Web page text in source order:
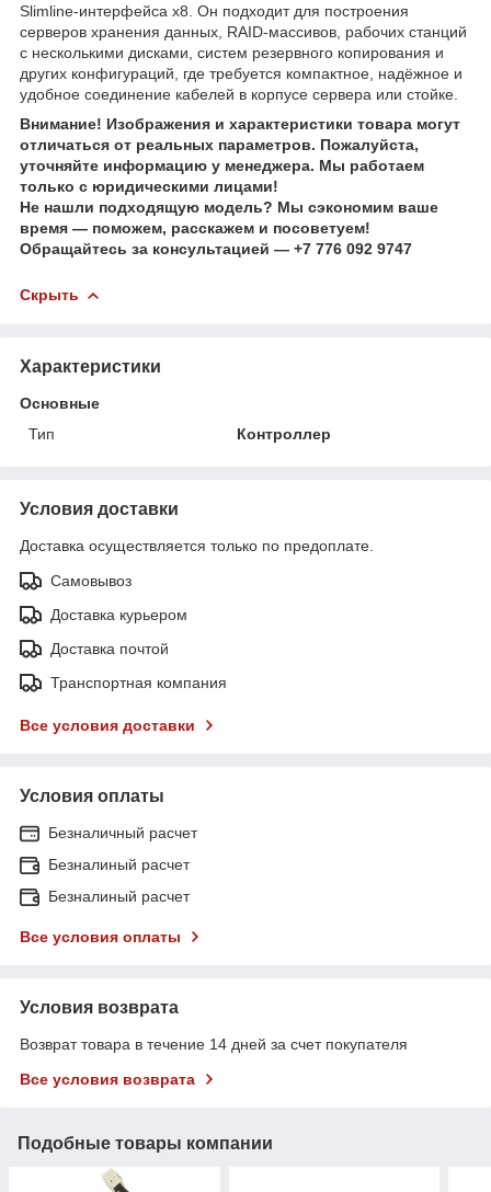
Slimline‑интерфейса x8. Он подходит для построения
серверов хранения данных, RAID‑массивов, рабочих станций
с несколькими дисками, систем резервного копирования и
других конфигураций, где требуется компактное, надёжное и
удобное соединение кабелей в корпусе сервера или стойке.
Внимание! Изображения и характеристики товара могут
отличаться от реальных параметров. Пожалуйста,
уточняйте информацию у менеджера. Мы работаем
только с юридическими лицами!
Не нашли подходящую модель? Мы сэкономим ваше
время — поможем, расскажем и посоветуем!
Обращайтесь за консультацией — +7 776 092 9747
Скрыть
Характеристики
Основные
Тип
Контроллер
Условия доставки
Доставка осуществляется только по предоплате.
Самовывоз
Доставка курьером
Доставка почтой
Транспортная компания
Все условия доставки
Условия оплаты
Безналичный расчет
Безналиный расчет
Безналиный расчет
Все условия оплаты
Условия возврата
Возврат товара в течение 14 дней за счет покупателя
Все условия возврата
Подобные товары компании